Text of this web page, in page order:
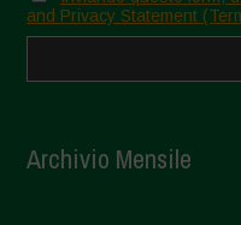
and Privacy Statement
Archivio Mensile